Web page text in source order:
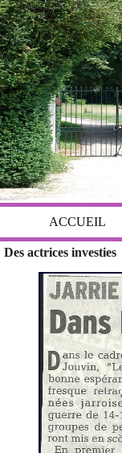
ACCUEIL
Des actrices investies